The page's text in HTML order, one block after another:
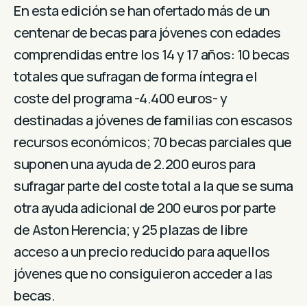
En esta edición se han ofertado más de un
centenar de becas para jóvenes con edades
comprendidas entre los 14 y 17 años: 10 becas
totales que sufragan de forma íntegra el
coste del programa -4.400 euros- y
destinadas a jóvenes de familias con escasos
recursos económicos; 70 becas parciales que
suponen una ayuda de 2.200 euros para
sufragar parte del coste total a la que se suma
otra ayuda adicional de 200 euros por parte
de Aston Herencia; y 25 plazas de libre
acceso a un precio reducido para aquellos
jóvenes que no consiguieron acceder a las
becas.